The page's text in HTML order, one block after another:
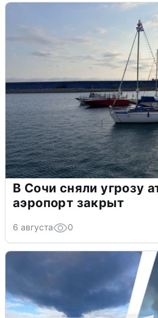
В Сочи сняли угрозу
аэропорт закрыт
6 августа 0